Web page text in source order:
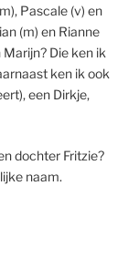
Pascale (v) en
(m) en Rianne
Die ken ik
ken ik ook
een Dirkje,
dochter Fritzie?
naam.